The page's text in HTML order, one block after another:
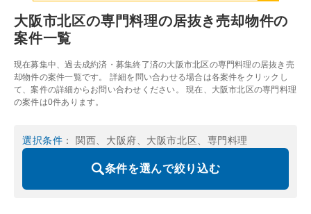
大阪市北区の専門料理の居抜き売却物件の
案件一覧
現在募集中、過去成約済・募集終了済の大阪市北区の専門料理の居抜き売
却物件の案件一覧です。 詳細を問い合わせる場合は各案件をクリックし
て、案件の詳細からお問い合わせください。 現在、大阪市北区の専門料理
の案件は0件あります。
選択条件 ： 関西、大阪府、大阪市北区、専門料理
条件を選んで絞り込む